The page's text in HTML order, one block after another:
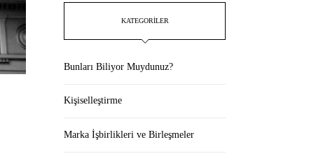
KATEGORILER
Bunları Biliyor Muydunuz?
Kişiselleştirme
Marka İşbirlikleri ve Birleşmeler